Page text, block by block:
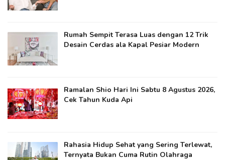
Rumah Sempit Terasa Luas dengan 12 Trik
Desain Cerdas ala Kapal Pesiar Modern
Ramalan Shio Hari Ini Sabtu 8 Agustus 2026,
Cek Tahun Kuda Api
Rahasia Hidup Sehat yang Sering Terlewat,
Ternyata Bukan Cuma Rutin Olahraga